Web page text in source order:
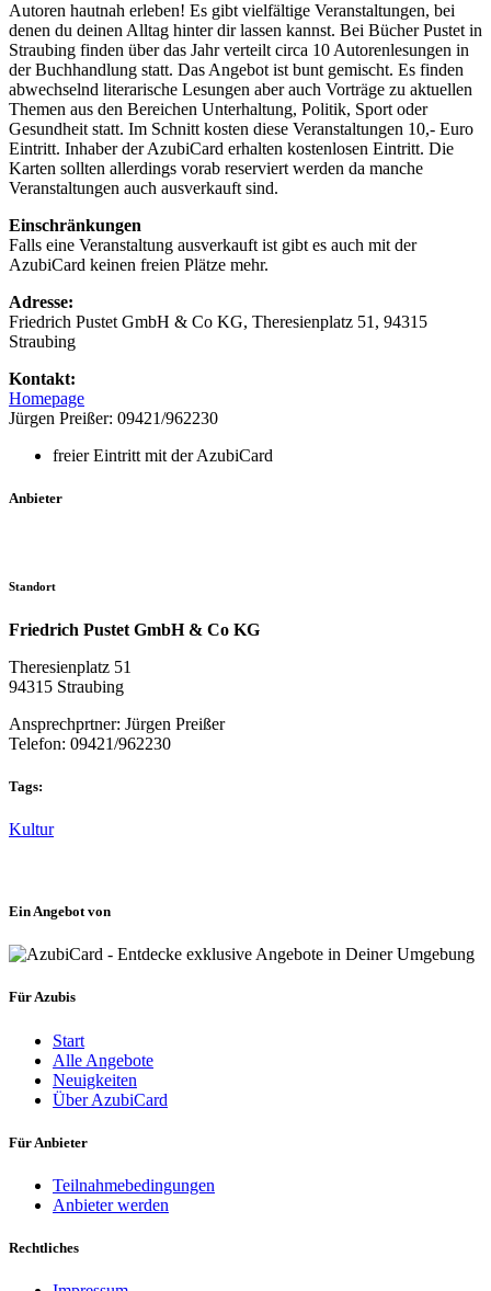
Autoren hautnah erleben! Es gibt vielfältige Veranstaltungen, bei
denen du deinen Alltag hinter dir lassen kannst. Bei Bücher Pustet in
Straubing finden über das Jahr verteilt circa 10 Autorenlesungen in
der Buchhandlung statt. Das Angebot ist bunt gemischt. Es finden
abwechselnd literarische Lesungen aber auch Vorträge zu aktuellen
Themen aus den Bereichen Unterhaltung, Politik, Sport oder
Gesundheit statt. Im Schnitt kosten diese Veranstaltungen 10,- Euro
Eintritt. Inhaber der AzubiCard erhalten kostenlosen Eintritt. Die
Karten sollten allerdings vorab reserviert werden da manche
Veranstaltungen auch ausverkauft sind.
Einschränkungen
Falls eine Veranstaltung ausverkauft ist gibt es auch mit der
AzubiCard keinen freien Plätze mehr.
Adresse:
Friedrich Pustet GmbH & Co KG, Theresienplatz 51, 94315
Straubing
Kontakt:
Homepage
Jürgen Preißer: 09421/962230
freier Eintritt mit der AzubiCard
Anbieter
Standort
Friedrich Pustet GmbH & Co KG
Theresienplatz 51
94315 Straubing
Ansprechprtner: Jürgen Preißer
Telefon: 09421/962230
Tags:
Kultur
Ein Angebot von
Für Azubis
Start
Alle Angebote
Neuigkeiten
Über AzubiCard
Für Anbieter
Teilnahmebedingungen
Anbieter werden
Rechtliches